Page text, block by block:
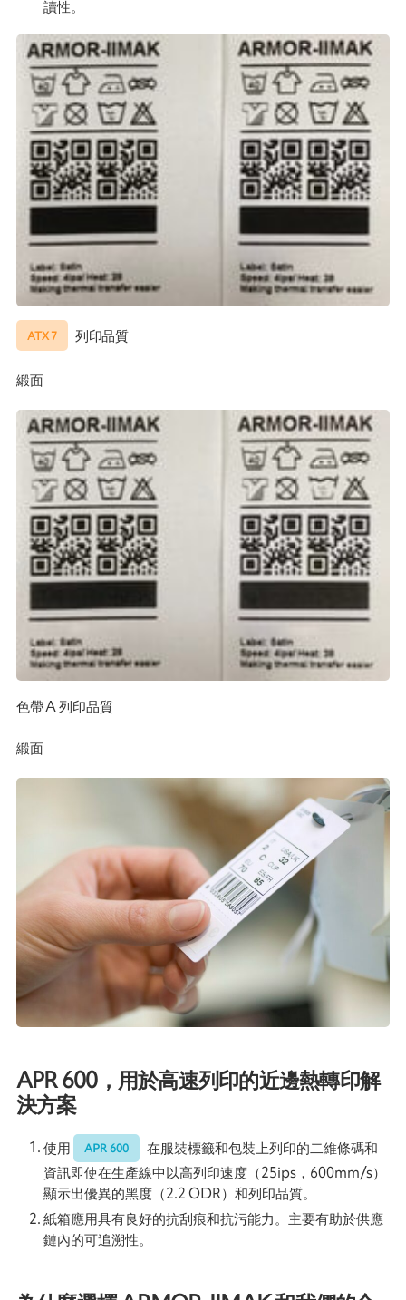
讀性。
ATX 7 列印品質
緞面
色帶 A 列印品質
緞面
APR 600，用於高速列印的近邊熱轉印解
決方案
使用 APR 600
在服裝標籤和包裝上列印的二維條碼和
資訊即使在生產線中以高列印速度（25ips，600mm/s）
顯示出優異的黑度（2.2 ODR）和列印品質。
紙箱應用具有良好的抗刮痕和抗污能力。主要有助於供應
鏈內的可追溯性。